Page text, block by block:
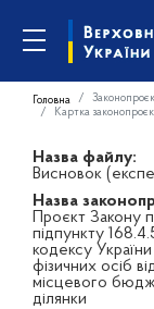
Головна
Картка
Назва файлу:
Висновок
Назва
Проєкт Закону
підпункту
кодексу
фізичних осіб
місцевого
ділянки